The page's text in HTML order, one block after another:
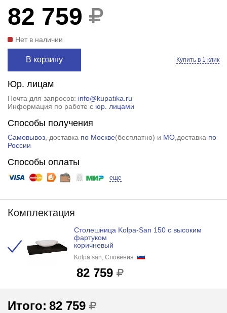
82 759
Нет в наличии
В корзину Купить в 1 клик
Юр. лицам
Почта для запросов: info@kupatika.ru
Информация по работе с юр. лицами
Способы получения
Самовывоз, доставка по Москве(бесплатно) и МО,доставка по
России
Способы оплаты
еще
Комплектация
Столешница Kolpa-San 150 с высоким
фартуком
коричневый
Kolpa san, Словения
82 759
Итого: 82 759